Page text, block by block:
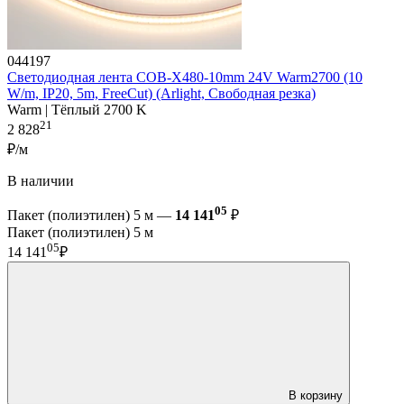
044197
Светодиодная лента COB-X480-10mm 24V Warm2700 (10
W/m, IP20, 5m, FreeCut) (Arlight, Свободная резка)
Warm | Тёплый 2700 K
2 82821
₽/м
В наличии
Пакет (полиэтилен) 5 м — 14 14105 ₽
Пакет (полиэтилен) 5 м
14 141 05₽
В корзину